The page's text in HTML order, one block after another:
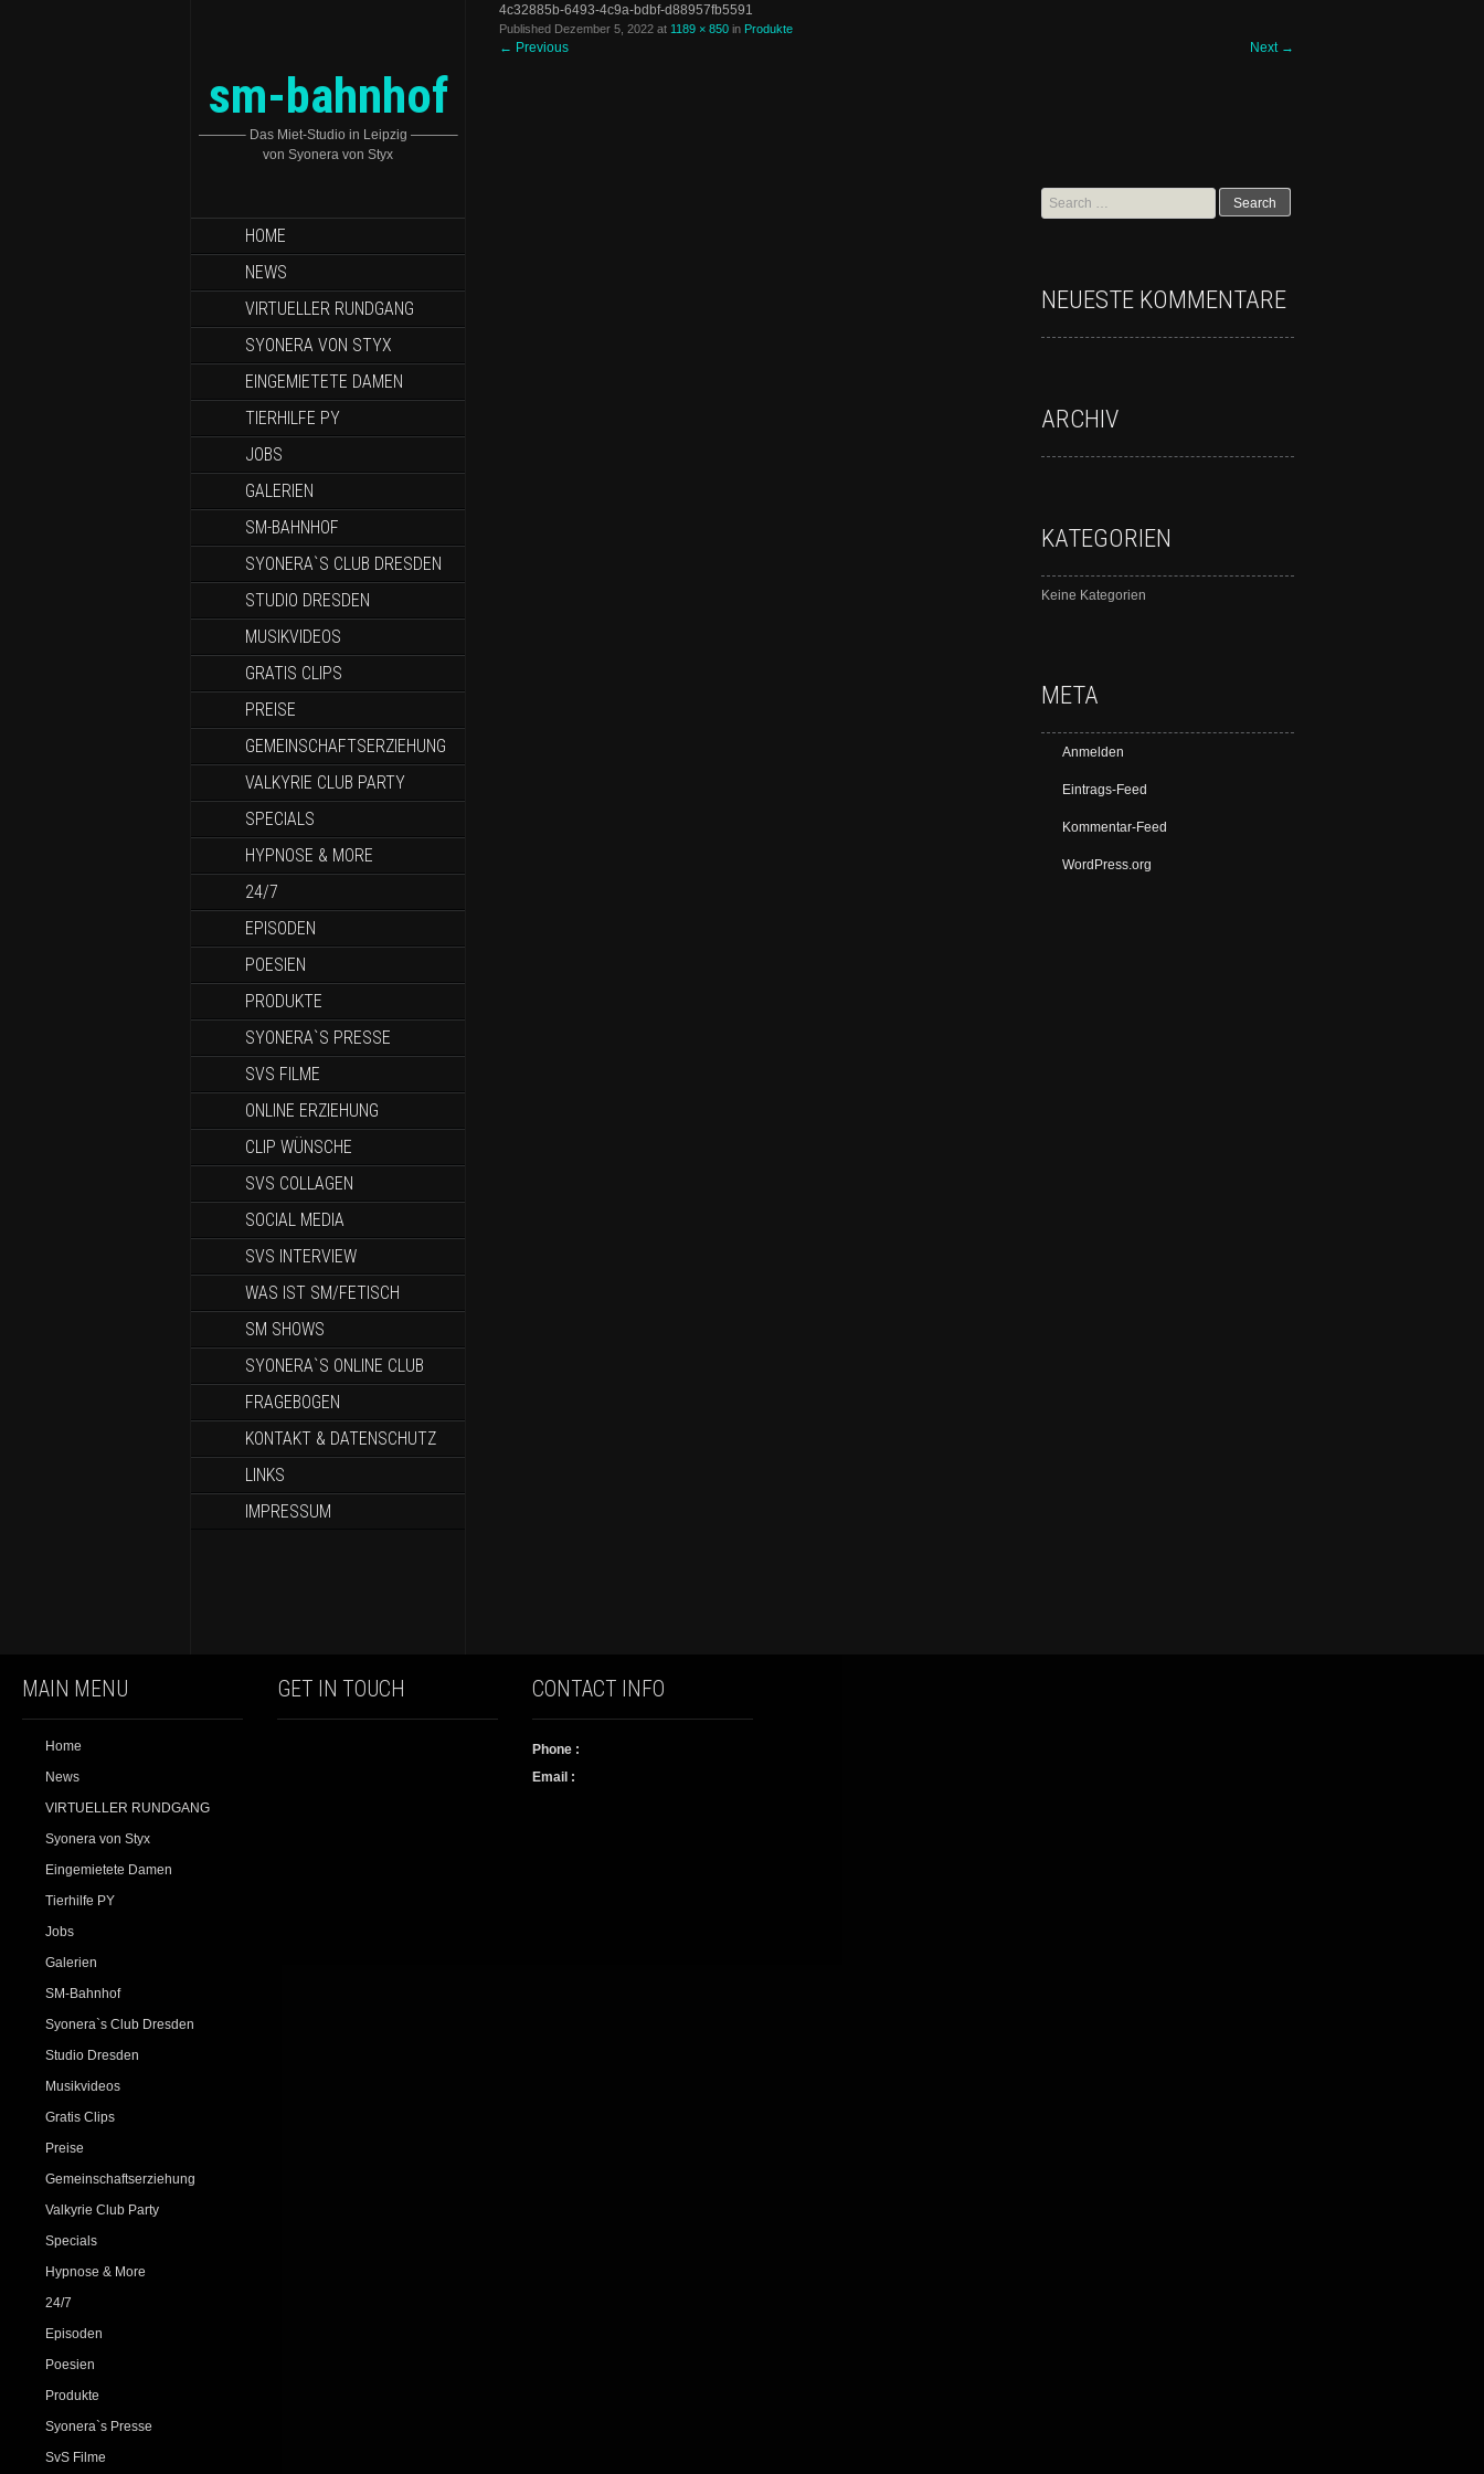
sm-bahnhof
———– Das Miet-Studio in Leipzig ———–
von Syonera von Styx
HOME
NEWS
VIRTUELLER RUNDGANG
SYONERA VON STYX
EINGEMIETETE DAMEN
TIERHILFE PY
JOBS
GALERIEN
SM-BAHNHOF
SYONERA`S CLUB DRESDEN
STUDIO DRESDEN
MUSIKVIDEOS
GRATIS CLIPS
PREISE
GEMEINSCHAFTSERZIEHUNG
VALKYRIE CLUB PARTY
SPECIALS
HYPNOSE & MORE
24/7
EPISODEN
POESIEN
PRODUKTE
SYONERA`S PRESSE
SVS FILME
ONLINE ERZIEHUNG
CLIP WÜNSCHE
SVS COLLAGEN
SOCIAL MEDIA
SVS INTERVIEW
WAS IST SM/FETISCH
SM SHOWS
SYONERA`S ONLINE CLUB
FRAGEBOGEN
KONTAKT & DATENSCHUTZ
LINKS
IMPRESSUM
4c32885b-6493-4c9a-bdbf-d88957fb5591
Published Dezember 5, 2022 at 1189 × 850 in Produkte
← Previous Next →
NEUESTE KOMMENTARE
ARCHIV
KATEGORIEN
Keine Kategorien
META
Anmelden
Eintrags-Feed
Kommentar-Feed
WordPress.org
MAIN MENU
Home
News
VIRTUELLER RUNDGANG
Syonera von Styx
Eingemietete Damen
Tierhilfe PY
Jobs
Galerien
SM-Bahnhof
Syonera`s Club Dresden
Studio Dresden
Musikvideos
Gratis Clips
Preise
Gemeinschaftserziehung
Valkyrie Club Party
Specials
Hypnose & More
24/7
Episoden
Poesien
Produkte
Syonera`s Presse
SvS Filme
GET IN TOUCH CONTACT INFO
Phone :
Email :